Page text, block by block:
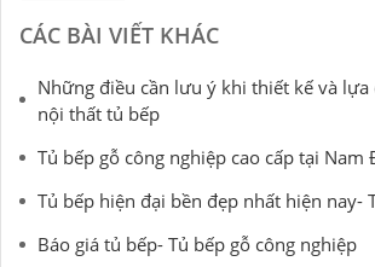
CÁC BÀI VIẾT KHÁC
Những điều cần lưu ý khi thiết kế và
nội thất tủ bếp
Tủ bếp gỗ công nghiệp cao cấp tại Nam
Tủ bếp hiện đại bền đẹp nhất hiện nay-
Báo giá tủ bếp- Tủ bếp gỗ công nghiệp